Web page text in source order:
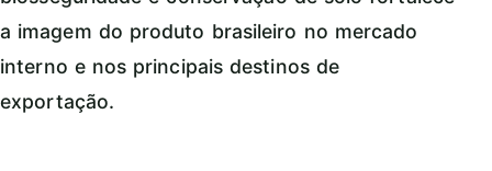
a imagem do produto brasileiro no mercado
interno e nos principais destinos de
exportação.